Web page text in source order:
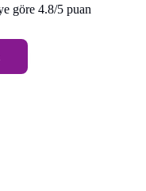
göre 4.8/5 puan